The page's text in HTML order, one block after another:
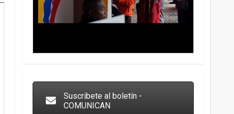
Suscribete al boletín -
COMUNICAN